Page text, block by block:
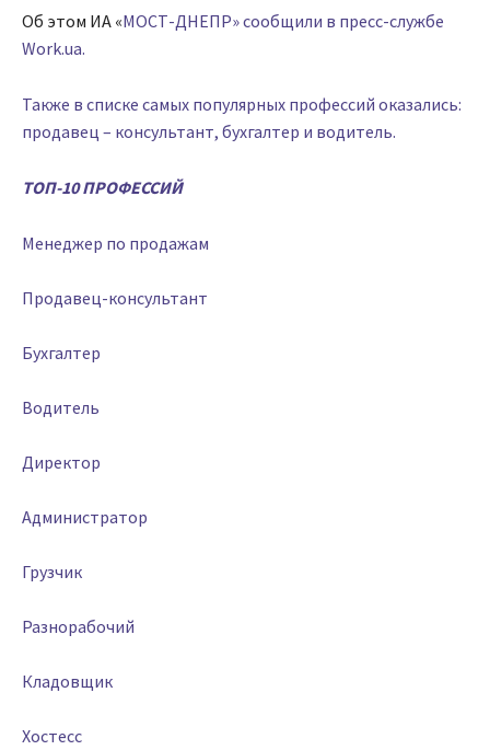
Об этом ИА «МОСТ-ДНЕПР» сообщили в пресс-службе
Work.ua.
Также в списке самых популярных профессий оказались:
продавец – консультант, бухгалтер и водитель.
ТОП-10 ПРОФЕССИЙ
Менеджер по продажам
Продавец-консультант
Бухгалтер
Водитель
Директор
Администратор
Грузчик
Разнорабочий
Кладовщик
Хостесс